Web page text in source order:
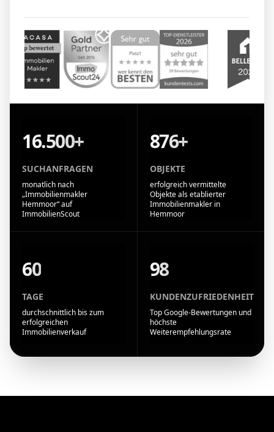
16.500+
SUCHANFRAGEN
monatlich nach
„Immobilienmakler
Hemmoor“ auf
ImmobilienScout
876+
OBJEKTE
erfolgreich vermittelte
Objekte als etablierter
Immobilienmakler in
Hemmoor
60
TAGE
durchschnittlich bis zum
erfolgreichen
Immobilienverkauf
98
KUNDENZUFRIEDENHEIT
Top Google-Bewertungen und
höchste
Weiterempfehlungsrate